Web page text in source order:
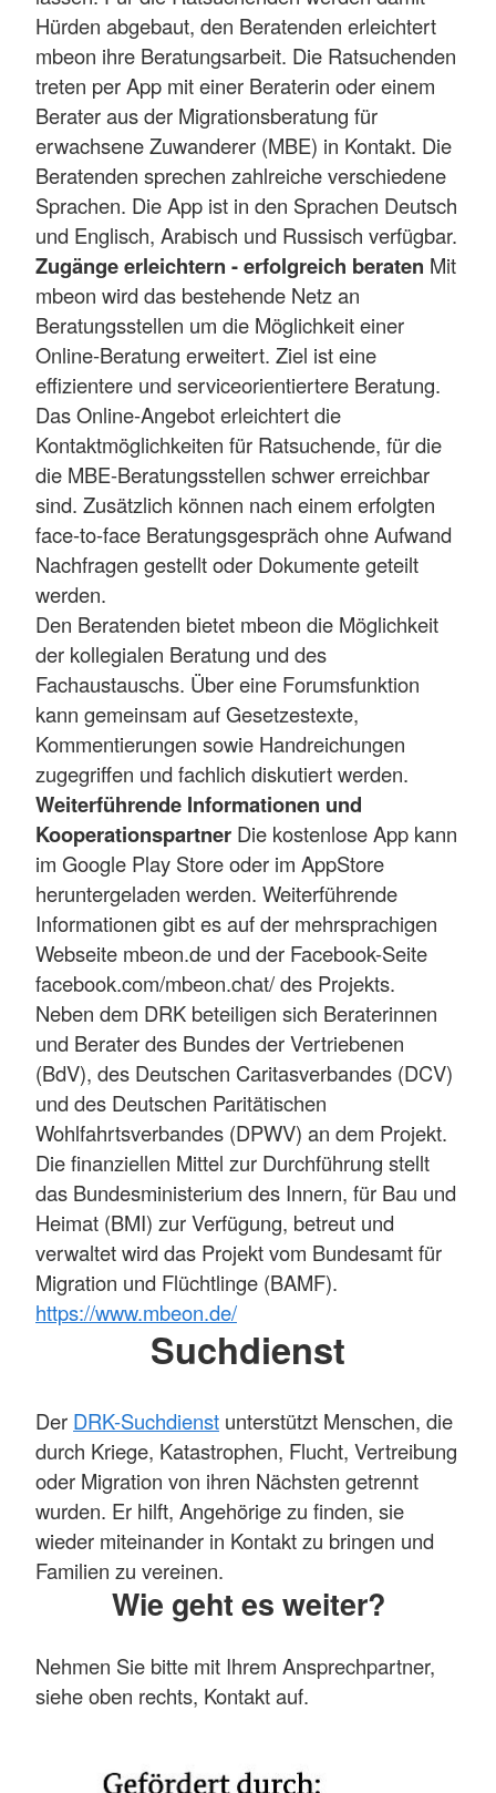
Hürden abgebaut, den Beratenden erleichtert
mbeon ihre Beratungsarbeit. Die Ratsuchenden
treten per App mit einer Beraterin oder einem
Berater aus der Migrationsberatung für
erwachsene Zuwanderer (MBE) in Kontakt. Die
Beratenden sprechen zahlreiche verschiedene
Sprachen. Die App ist in den Sprachen Deutsch
und Englisch, Arabisch und Russisch verfügbar.
Zugänge erleichtern - erfolgreich beraten Mit
mbeon wird das bestehende Netz an
Beratungsstellen um die Möglichkeit einer
Online-Beratung erweitert. Ziel ist eine
effizientere und serviceorientiertere Beratung.
Das Online-Angebot erleichtert die
Kontaktmöglichkeiten für Ratsuchende, für die
die MBE-Beratungsstellen schwer erreichbar
sind. Zusätzlich können nach einem erfolgten
face-to-face Beratungsgespräch ohne Aufwand
Nachfragen gestellt oder Dokumente geteilt
werden.
Den Beratenden bietet mbeon die Möglichkeit
der kollegialen Beratung und des
Fachaustauschs. Über eine Forumsfunktion
kann gemeinsam auf Gesetzestexte,
Kommentierungen sowie Handreichungen
zugegriffen und fachlich diskutiert werden.
Weiterführende Informationen und
Kooperationspartner Die kostenlose App kann
im Google Play Store oder im AppStore
heruntergeladen werden. Weiterführende
Informationen gibt es auf der mehrsprachigen
Webseite mbeon.de und der Facebook-Seite
facebook.com/mbeon.chat/ des Projekts.
Neben dem DRK beteiligen sich Beraterinnen
und Berater des Bundes der Vertriebenen
(BdV), des Deutschen Caritasverbandes (DCV)
und des Deutschen Paritätischen
Wohlfahrtsverbandes (DPWV) an dem Projekt.
Die finanziellen Mittel zur Durchführung stellt
das Bundesministerium des Innern, für Bau und
Heimat (BMI) zur Verfügung, betreut und
verwaltet wird das Projekt vom Bundesamt für
Migration und Flüchtlinge (BAMF).
https://www.mbeon.de/
Suchdienst
Der DRK-Suchdienst unterstützt Menschen, die
durch Kriege, Katastrophen, Flucht, Vertreibung
oder Migration von ihren Nächsten getrennt
wurden. Er hilft, Angehörige zu finden, sie
wieder miteinander in Kontakt zu bringen und
Familien zu vereinen.
Wie geht es weiter?
Nehmen Sie bitte mit Ihrem Ansprechpartner,
siehe oben rechts, Kontakt auf.